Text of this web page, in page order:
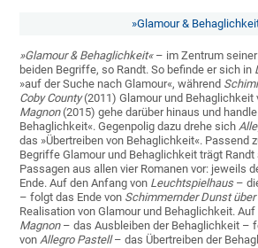
»Glamour &
»Glamour & Behaglichkeit«– im Zentrum
beiden Begriffe, so Randt. So befinde er sich in
»auf der Suche nach Glamour«, während
Coby County(2011) Glamour und Behaglichkeit
Magnon(2015) gehe darüber hinaus und
Behaglichkeit«. Gegenpolig dazu drehe sich
das »Übertreiben von Behaglichkeit«. Passend
Begriffe Glamour und Behaglichkeit trägt Randt
Passagen aus allen vier Romanen vor: jeweils
Ende. Auf den Anfang von Leuchtspielhaus–
– folgt das Ende von Schimmernder Dunst über
Realisation von Glamour und Behaglichkeit.
Magnon– das Ausbleiben der Behaglichkeit –
vonAllegro Pastell– das Übertreiben der